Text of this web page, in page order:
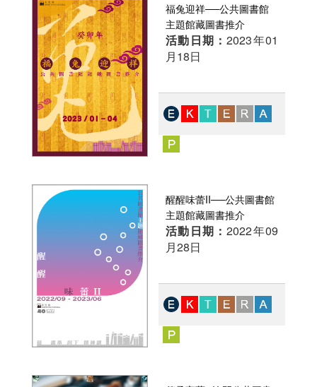
福兔迎祥──公共圖書館
主題館藏圖書推介
活動日期：2023年01
月18日
醒醒味蕾II──公共圖書館
主題館藏圖書推介
活動日期：2022年09
月28日